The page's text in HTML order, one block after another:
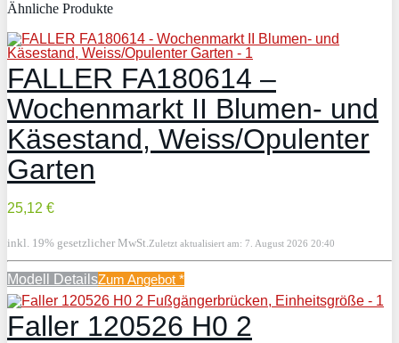
Ähnliche Produkte
FALLER FA180614 –
Wochenmarkt II Blumen- und
Käsestand, Weiss/Opulenter
Garten
25,12 €
inkl. 19% gesetzlicher MwSt.Zuletzt aktualisiert am: 7. August 2026 20:40
Modell DetailsZum Angebot *
Faller 120526 H0 2